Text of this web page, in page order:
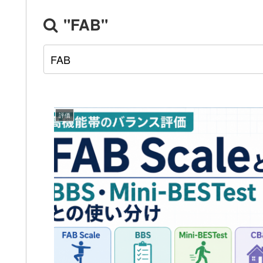
"FAB"
評価